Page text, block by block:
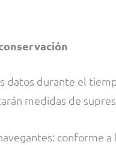
datos durante el
medidas de
conforme